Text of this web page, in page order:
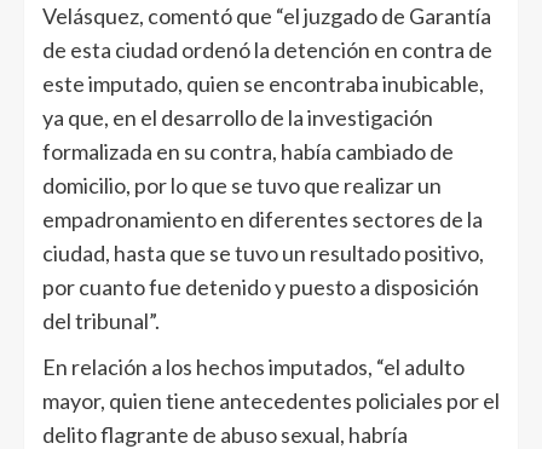
Velásquez, comentó que “el juzgado de Garantía
de esta ciudad ordenó la detención en contra de
este imputado, quien se encontraba inubicable,
ya que, en el desarrollo de la investigación
formalizada en su contra, había cambiado de
domicilio, por lo que se tuvo que realizar un
empadronamiento en diferentes sectores de la
ciudad, hasta que se tuvo un resultado positivo,
por cuanto fue detenido y puesto a disposición
del tribunal”.
En relación a los hechos imputados, “el adulto
mayor, quien tiene antecedentes policiales por el
delito flagrante de abuso sexual, habría